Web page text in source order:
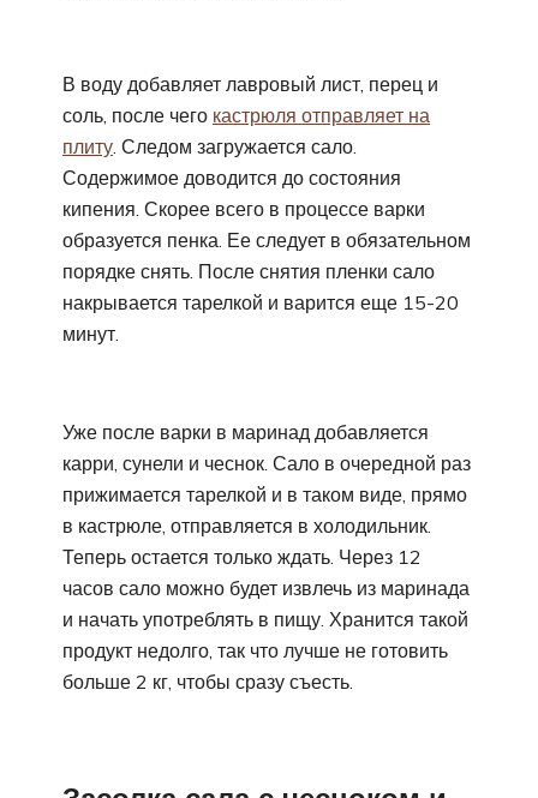
В воду добавляет лавровый лист, перец и
соль, после чего кастрюля отправляет на
плиту. Следом загружается сало.
Содержимое доводится до состояния
кипения. Скорее всего в процессе варки
образуется пенка. Ее следует в обязательном
порядке снять. После снятия пленки сало
накрывается тарелкой и варится еще 15-20
минут.
Уже после варки в маринад добавляется
карри, сунели и чеснок. Сало в очередной раз
прижимается тарелкой и в таком виде, прямо
в кастрюле, отправляется в холодильник.
Теперь остается только ждать. Через 12
часов сало можно будет извлечь из маринада
и начать употреблять в пищу. Хранится такой
продукт недолго, так что лучше не готовить
больше 2 кг, чтобы сразу съесть.